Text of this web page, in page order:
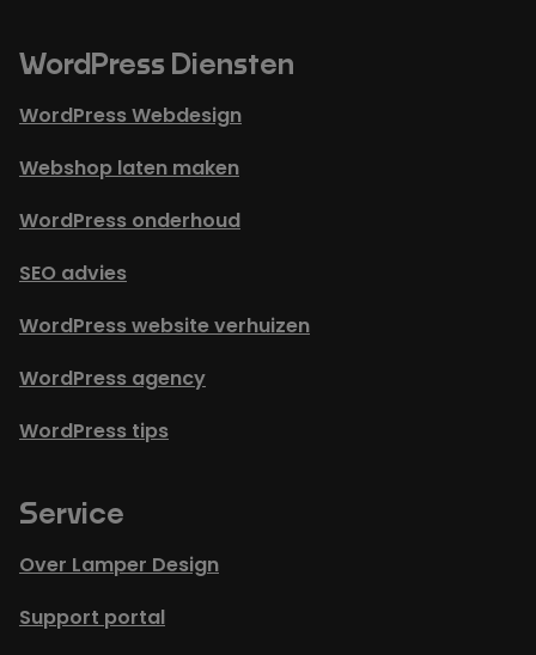
WordPress Diensten
WordPress Webdesign
Webshop laten maken
WordPress onderhoud
SEO advies
WordPress website verhuizen
WordPress agency
WordPress tips
Service
Over Lamper Design
Support portal